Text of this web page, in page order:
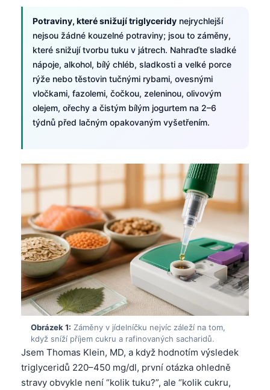
Potraviny, které snižují triglyceridy nejrychlejší
nejsou žádné kouzelné potraviny; jsou to záměny,
které snižují tvorbu tuku v játrech. Nahraďte sladké
nápoje, alkohol, bílý chléb, sladkosti a velké porce
rýže nebo těstovin tučnými rybami, ovesnými
vločkami, fazolemi, čočkou, zeleninou, olivovým
olejem, ořechy a čistým bílým jogurtem na 2–6
týdnů před lačným opakovaným vyšetřením.
Obrázek 1: Záměny v jídelníčku nejvíc záleží na tom,
když sníží příjem cukru a rafinovaných sacharidů.
Jsem Thomas Klein, MD, a když hodnotím výsledek
triglyceridů 220–450 mg/dl, první otázka ohledně
stravy obvykle není “kolik tuku?”, ale “kolik cukru,